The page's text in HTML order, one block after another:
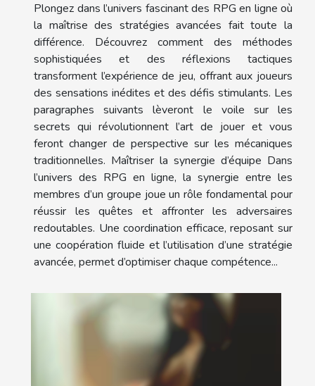
Plongez dans l’univers fascinant des RPG en ligne où
la maîtrise des stratégies avancées fait toute la
différence. Découvrez comment des méthodes
sophistiquées et des réflexions tactiques
transforment l’expérience de jeu, offrant aux joueurs
des sensations inédites et des défis stimulants. Les
paragraphes suivants lèveront le voile sur les
secrets qui révolutionnent l’art de jouer et vous
feront changer de perspective sur les mécaniques
traditionnelles. Maîtriser la synergie d’équipe Dans
l’univers des RPG en ligne, la synergie entre les
membres d’un groupe joue un rôle fondamental pour
réussir les quêtes et affronter les adversaires
redoutables. Une coordination efficace, reposant sur
une coopération fluide et l’utilisation d’une stratégie
avancée, permet d’optimiser chaque compétence...